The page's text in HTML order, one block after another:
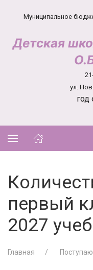
Муниципальное
Детская
ул.
год
первый
2027
Главная